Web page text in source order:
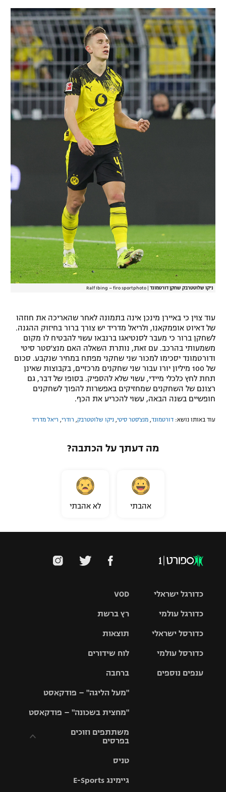
ניקו שלוטטרבק שחקן דורטמונד Ralf Ibing – firo sportphoto
עוד צוין כי באיירן מינכן אינה בתמונה לאחר שהאריכה את חוזהו
של דאיוט אופמקאנו, ולריאל מדריד יש צורך ברור בחיזוק ההגנה.
לשחקן ברור כי מעבר לסנטיאגו ברנבאו עשוי להבטיח לו מקום
משמעותי בהרכב. עם זאת, נותרת השאלה האם מנצ'סטר סיטי
ודורטמונד יסכימו למכור שני שחקני מפתח במחיר שנקבע. סכום
של 100 מיליון יורו עבור שני שחקנים מרכזיים, בקבוצות שאינן
תחת לחץ כלכלי מיידי, עשוי שלא להספיק. בסופו של דבר, גם
רצונם של השחקנים שמחזיקים באפשרות להפוך לשחקנים
חופשיים בשנה הבאה, עשוי להכריע את הכף.
עוד באותו נושא: דורטמונד מנצ'סטר סיטי ניקו שלוטטרבק רודרי ריאל מדריד
מה דעתך על הכתבה?
אהבתי לא אהבתי
VOD
רץ ברשת
תוצאות
לוח שידורים
ברחבה
"מעל הליגה" – פודקאסט
"מחצית בשכונה" – פודקאסט
משתתפים וזוכים
בפרסים
וזוכים בפרסים
טניס
גיימינג E-Sports
כדורגל ישראלי
גביע הטוטו
כדורגל עולמי
האלופות
ליגה
כדורסל ישראלי
סל
כדורסל עולמי
ענפים נוספים